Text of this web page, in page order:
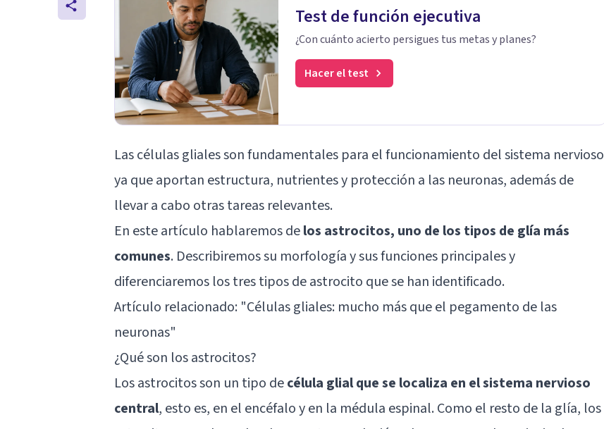
Test de función ejecutiva
¿Con cuánto acierto persigues tus metas y planes?
Hacer el test
Las células gliales son fundamentales para el funcionamiento del sistema nervioso
ya que aportan estructura, nutrientes y protección a las neuronas, además de
llevar a cabo otras tareas relevantes.
En este artículo hablaremos delos astrocitos, uno de los tipos de glía más
comunes. Describiremos su morfología y sus funciones principales y
diferenciaremos los tres tipos de astrocito que se han identificado.
Artículo relacionado: "Células gliales: mucho más que el pegamento de las
neuronas"
¿Qué son los astrocitos?
Los astrocitos son un tipo decélula glial que se localiza en el sistema nervioso
central, esto es, en el encéfalo y en la médula espinal. Como el resto de la glía, los